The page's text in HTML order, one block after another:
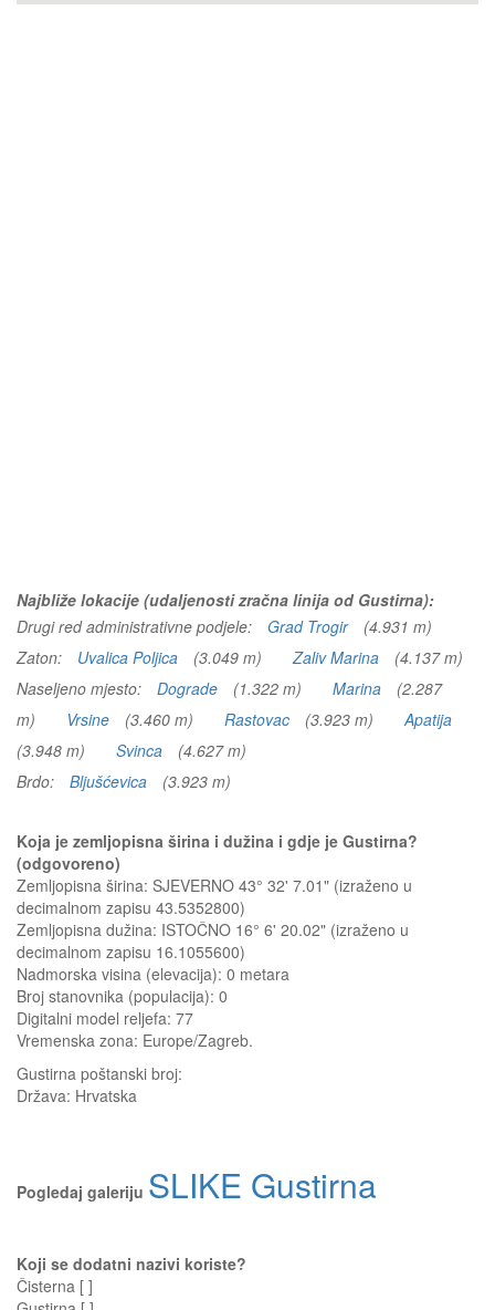
Najbliže lokacije (udaljenosti zračna linija od Gustirna):
Drugi red administrativne podjele:
Grad Trogir
(4.931 m)
Zaton:
Uvalica Poljica (3.049 m) Zaliv Marina
(4.137 m)
Naseljeno mjesto:
Dograde (1.322 m) Marina
(2.287
m)
Vrsine (3.460 m) Rastovac (3.923 m)
Apatija
(3.948 m)
Svinca
(4.627 m)
Brdo:
Bljušćevica (3.923 m)
Koja je zemljopisna širina i dužina i gdje je Gustirna?
(odgovoreno)
Zemljopisna širina: SJEVERNO 43° 32' 7.01" (izraženo u
decimalnom zapisu 43.5352800)
Zemljopisna dužina: ISTOČNO 16° 6' 20.02" (izraženo u
decimalnom zapisu 16.1055600)
Nadmorska visina (elevacija): 0 metara
Broj stanovnika (populacija): 0
Digitalni model reljefa: 77
Vremenska zona: Europe/Zagreb.
Gustirna poštanski broj:
Država: Hrvatska
Pogledaj galeriju SLIKE Gustirna
Koji se dodatni nazivi koriste?
Čisterna [ ]